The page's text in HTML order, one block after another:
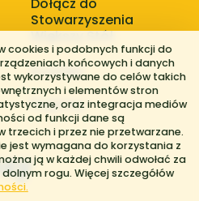
Dołącz do
Stowarzyszenia
Większy Stół
Kontakt
Regiony
cookies i podobnych funkcji do
końcowych i danych
wykorzystywane do celów takich
i elementów stron
oraz integracja mediów
od funkcji dane są
i przez nie przetwarzane.
jest wymagana do korzystania z
ją w każdej chwili odwołać za
rogu. Więcej szczegółów